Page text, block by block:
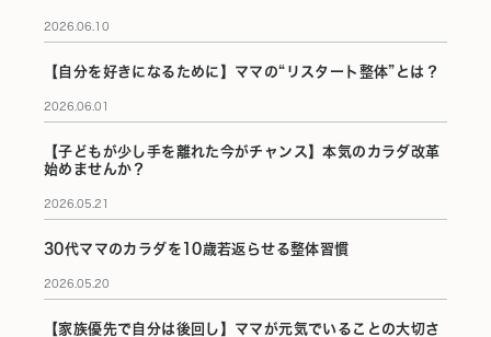
2026.06.10
【自分を好きになるために】ママの“リスタート整体”とは？
2026.06.01
【子どもが少し手を離れた今がチャンス】本気のカラダ改革
始めませんか？
2026.05.21
30代ママのカラダを10歳若返らせる整体習慣
2026.05.20
【家族優先で自分は後回し】ママが元気でいることの大切さ